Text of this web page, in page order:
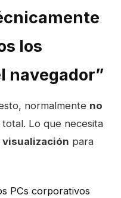
los
navegador”
normalmente no
Lo que necesita
visualización para
PCs corporativos